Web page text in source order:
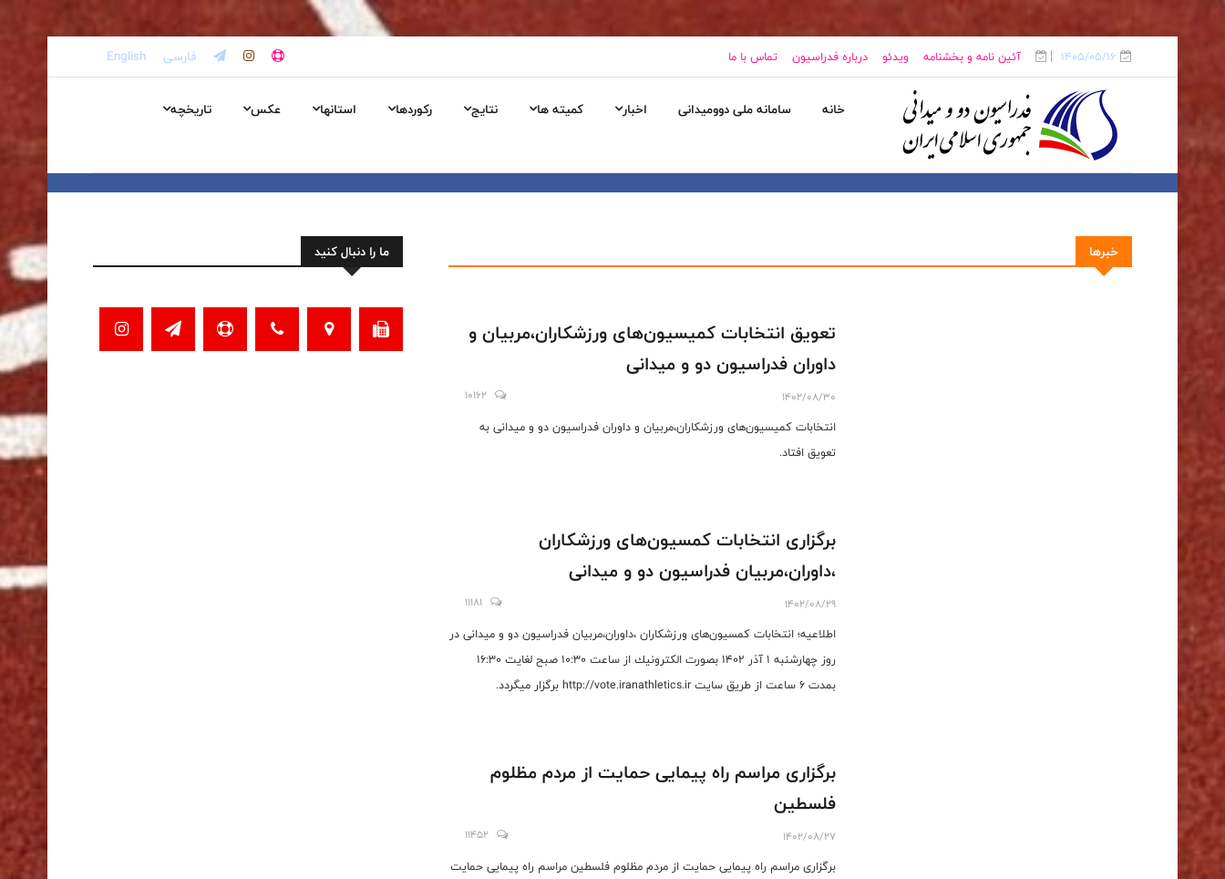
1405/05/16 آئین نامه و بخشنامه ویدئو درباره فدراسیون تماس با ما فارسی English
خانه سامانه ملی دوومیدانی اخبار کمیته ها نتایج رکوردها استانها عکس تاریخچه
خبرها
تعویق انتخابات کمیسیون‌های ورزشکاران،مربیان و
داوران فدراسیون دو و میدانی
1402/08/30
10162
انتخابات کمیسیون‌های ورزشکاران،مربیان و داوران فدراسیون دو و میدانی به
تعویق افتاد.
برگزاری انتخابات كمسيون‌های ورزشكاران
،داوران،مربيان فدراسیون دو و میدانی
1402/08/29
11181
اطلاعیه؛ انتخابات كمسيون‌های ورزشكاران ،داوران،مربيان فدراسیون دو و میدانی در
روز چهارشنبه ۱ آذر ١٤٠٢ بصورت الكترونيك از ساعت ۱۰:۳۰ صبح لغايت ۱۶:۳۰
بمدت ٦ ساعت از طريق سايت http://vote.iranathletics.ir برگزار ميگردد.
برگزاری مراسم راه پیمایی حمایت از مردم مظلوم
فلسطین
1402/08/27
11452
برگزاری مراسم راه پیمایی حمایت از مردم مظلوم فلسطین مراسم راه پیمایی حمایت
ما را دنبال کنید